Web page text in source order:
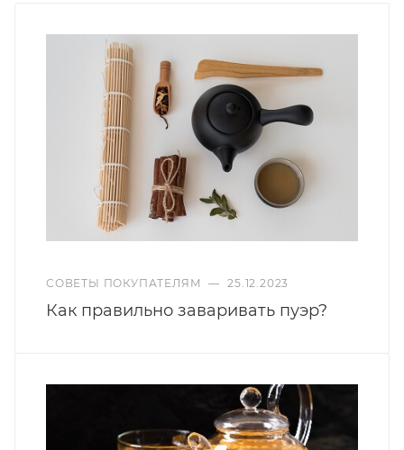
СОВЕТЫ ПОКУПАТЕЛЯМ — 25.12.2023
Как правильно заваривать пуэр?